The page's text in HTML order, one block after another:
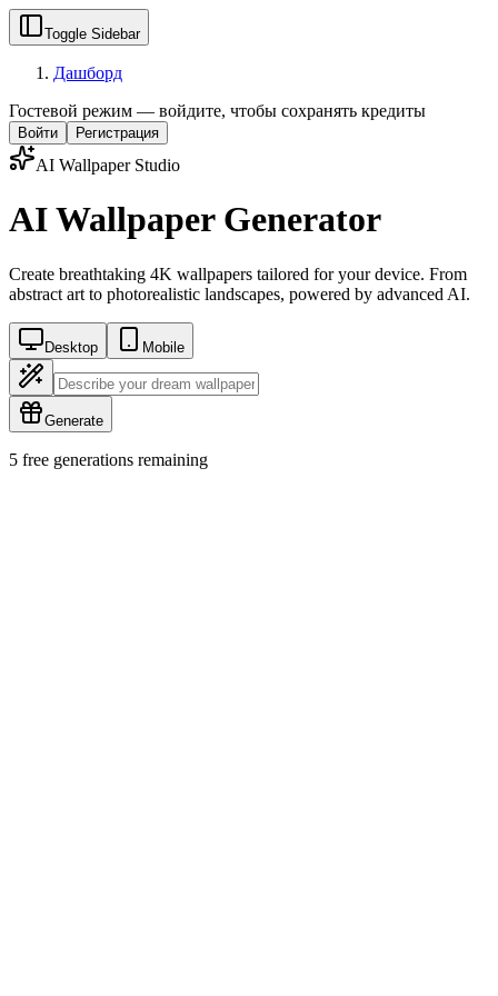
Toggle Sidebar
Дашборд
Гостевой режим — войдите, чтобы сохранять кредиты
Войти Регистрация
AI Wallpaper Studio
AI Wallpaper Generator
Create breathtaking 4K wallpapers tailored for your device. From
abstract art to photorealistic landscapes, powered by advanced AI.
Desktop Mobile
Generate
5 free generations remaining